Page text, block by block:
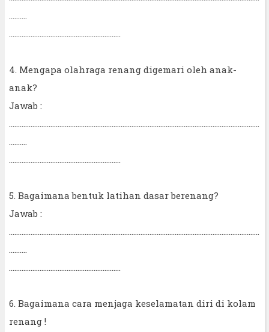
4. Mengapa olahraga renang digemari oleh anak-
anak?
Jawab :
5. Bagaimana bentuk latihan dasar berenang?
Jawab :
6. Bagaimana cara menjaga keselamatan diri di kolam
renang !